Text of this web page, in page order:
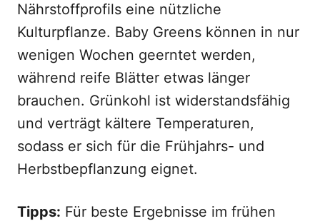
Nährstoffprofils eine nützliche
Kulturpflanze. Baby Greens können in nur
wenigen Wochen geerntet werden,
während reife Blätter etwas länger
brauchen. Grünkohl ist widerstandsfähig
und verträgt kältere Temperaturen,
sodass er sich für die Frühjahrs- und
Herbstbepflanzung eignet.
Tipps: Für beste Ergebnisse im frühen